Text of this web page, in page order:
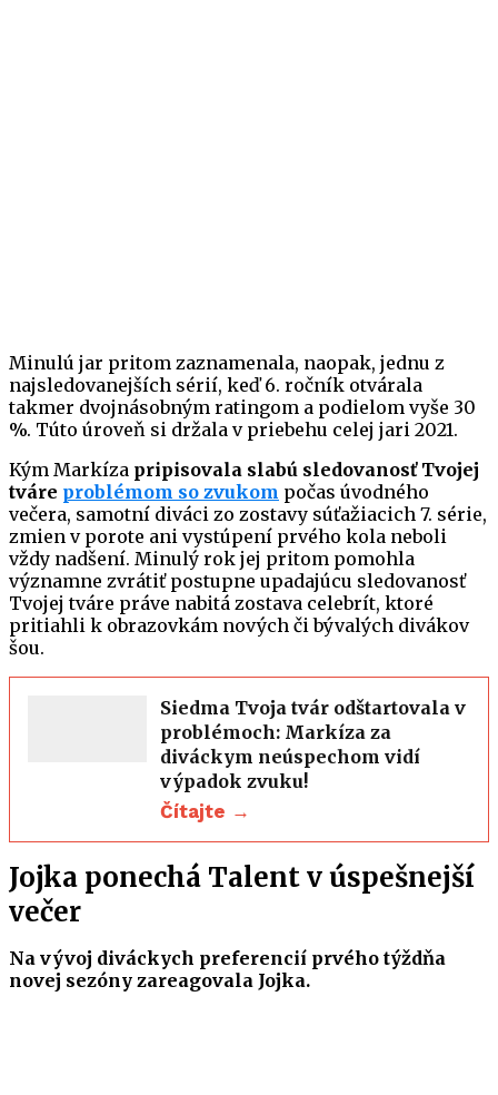
Minulú jar pritom zaznamenala, naopak, jednu z
najsledovanejších sérií, keď 6. ročník otvárala
takmer dvojnásobným ratingom a podielom vyše 30
%. Túto úroveň si držala v priebehu celej jari 2021.
Kým Markíza pripisovala slabú sledovanosť Tvojej
tváre problémom so zvukom počas úvodného
večera, samotní diváci zo zostavy súťažiacich 7. série,
zmien v porote ani vystúpení prvého kola neboli
vždy nadšení. Minulý rok jej pritom pomohla
významne zvrátiť postupne upadajúcu sledovanosť
Tvojej tváre práve nabitá zostava celebrít, ktoré
pritiahli k obrazovkám nových či bývalých divákov
šou.
Siedma Tvoja tvár odštartovala v
problémoch: Markíza za
diváckym neúspechom vidí
výpadok zvuku!
Čítajte →
Jojka ponechá Talent v úspešnejší
večer
Na vývoj diváckych preferencií prvého týždňa
novej sezóny zareagovala Jojka.